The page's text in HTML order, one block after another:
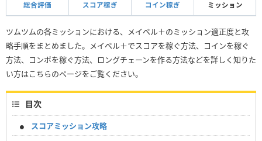
総合評価 スコア稼ぎ コイン稼ぎ ミッション
ツムツムの各ミッションにおける、メイベル＋のミッション適正度と攻
略手順をまとめました。メイベル＋でスコアを稼ぐ方法、コインを稼ぐ
方法、コンボを稼ぐ方法、ロングチェーンを作る方法などを詳しく知りた
い方はこちらのページをご覧ください。
目次
スコアミッション攻略